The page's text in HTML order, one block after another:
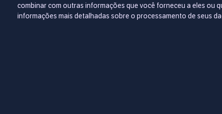
combinar com outras informações que você forneceu a eles ou
informações mais detalhadas sobre o processamento de seus